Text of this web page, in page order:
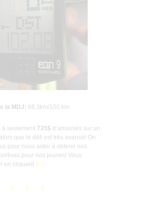
la MDJ: 68,3km/100 km
à seulement 735$ d’amassés sur un
alors que le défi est très avancé! On
pour nous aider à obtenir nos
pour nos jeunes! Vous
en cliquant ICI !